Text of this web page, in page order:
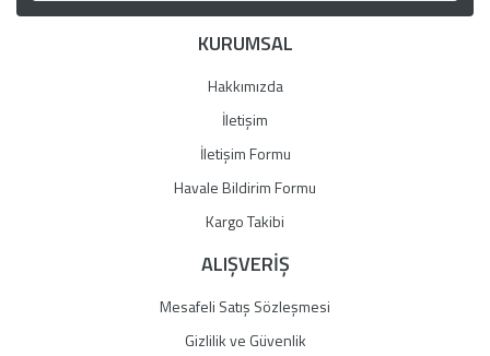
KURUMSAL
Hakkımızda
İletişim
İletişim Formu
Havale Bildirim Formu
Kargo Takibi
ALIŞVERİŞ
Mesafeli Satış Sözleşmesi
Gizlilik ve Güvenlik